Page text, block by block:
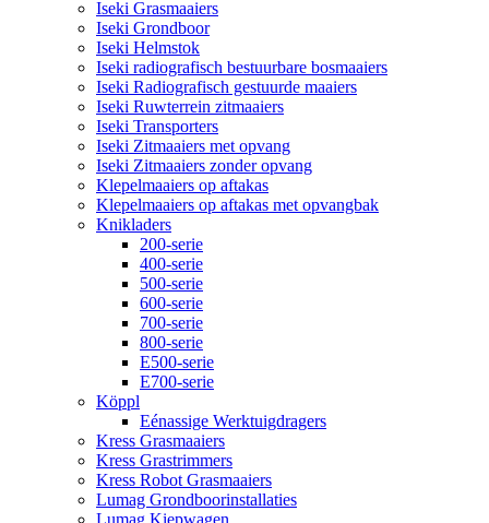
Iseki Grasmaaiers
Iseki Grondboor
Iseki Helmstok
Iseki radiografisch bestuurbare bosmaaiers
Iseki Radiografisch gestuurde maaiers
Iseki Ruwterrein zitmaaiers
Iseki Transporters
Iseki Zitmaaiers met opvang
Iseki Zitmaaiers zonder opvang
Klepelmaaiers op aftakas
Klepelmaaiers op aftakas met opvangbak
Knikladers
200-serie
400-serie
500-serie
600-serie
700-serie
800-serie
E500-serie
E700-serie
Köppl
Eénassige Werktuigdragers
Kress Grasmaaiers
Kress Grastrimmers
Kress Robot Grasmaaiers
Lumag Grondboorinstallaties
Lumag Kiepwagen